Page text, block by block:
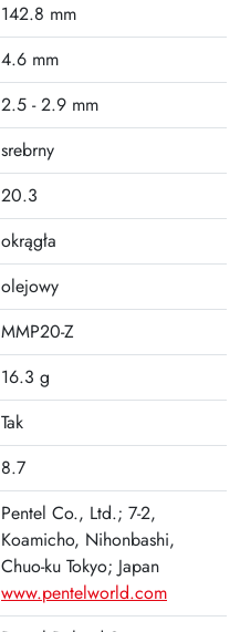
142.8 mm
4.6 mm
2.5 - 2.9 mm
srebrny
20.3
okrągła
olejowy
MMP20-Z
16.3 g
Tak
8.7
Pentel Co., Ltd.; 7-2,
Koamicho, Nihonbashi,
Chuo-ku Tokyo; Japan
www.pentelworld.com